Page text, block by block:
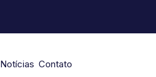
Notícias Contato